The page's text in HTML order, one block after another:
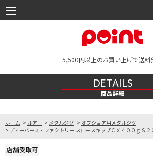
5,500円以上のお買い上げで送料
DETAILS
商品詳細
ホーム > ルアー > メタルジグ > オフショア用メタルジグ
> ディーパース・ファクトリー スロースキップＣＸ４００ｇＳ２